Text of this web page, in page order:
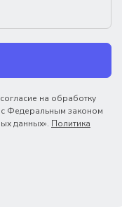
на обработку
с Федеральным законом
данных». Политика